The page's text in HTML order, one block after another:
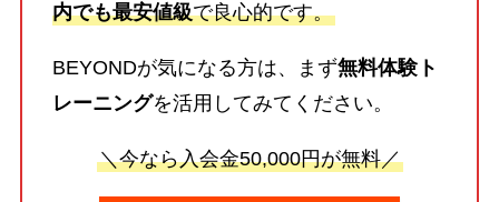
内でも最安値級で良心的です。
BEYONDが気になる方は、まず無料体験ト
レーニングを活用してみてください。
＼今なら入会金50,000円が無料／